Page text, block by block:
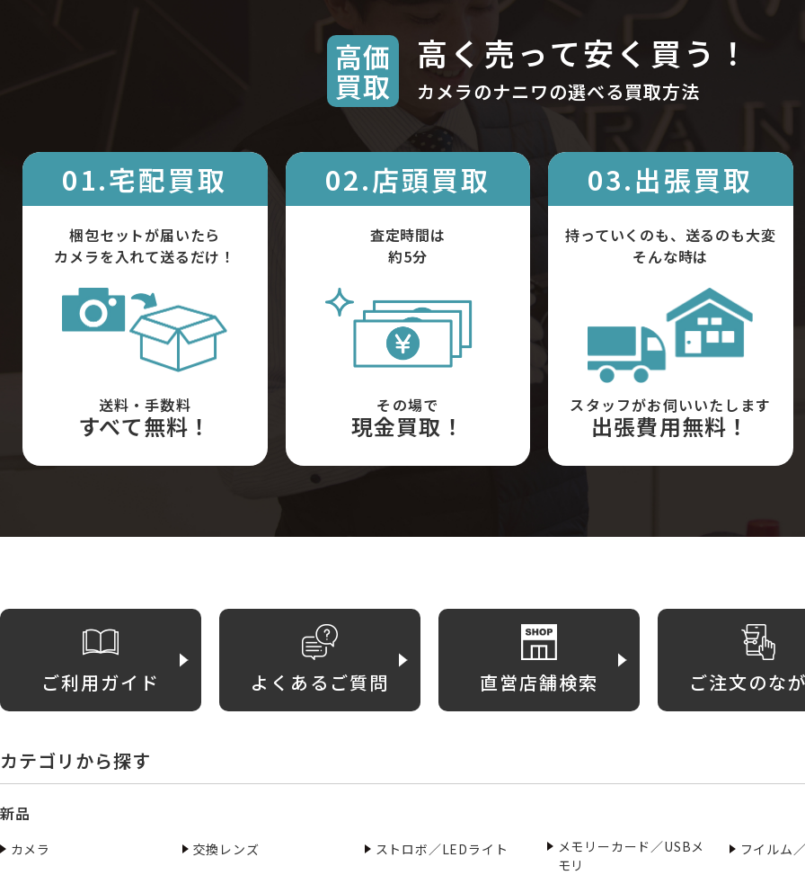
高価
買取
高く売って安く買う！
カメラのナニワの選べる買取方法
01.宅配買取
梱包セットが届いたら
カメラを入れて送るだけ！
送料・手数料
すべて無料！
02.店頭買取
査定時間は
約5分
その場で
現金買取！
03.出張買取
持っていくのも、送るのも大変
そんな時は
スタッフがお伺いいたします
出張費用無料！
ご利用ガイド よくあるご質問 直営店舗検索 ご注文のな
カテゴリから探す
新品
カメラ 交換レンズ ストロボ／LEDライト
メモリーカード／USBメ
モリ
フイルム